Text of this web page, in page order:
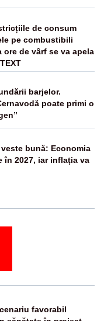
de consum
pe combustibili
de vârf se va apela
barjelor.
poate primi o
bună: Economia
în 2027, iar inflația va
favorabil